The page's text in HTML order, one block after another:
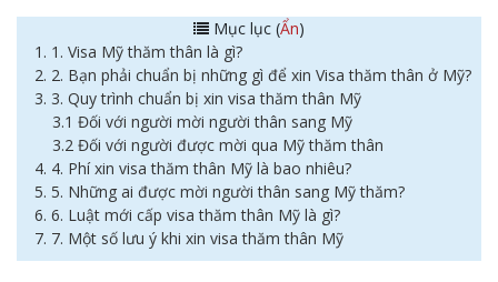
Mục lục (Ẩn)
1. 1. Visa Mỹ thăm thân là gì?
2. 2. Bạn phải chuẩn bị những gì để xin Visa thăm thân ở Mỹ?
3. 3. Quy trình chuẩn bị xin visa thăm thân Mỹ
3.1 Đối với người mời người thân sang Mỹ
3.2 Đối với người được mời qua Mỹ thăm thân
4. 4. Phí xin visa thăm thân Mỹ là bao nhiêu?
5. 5. Những ai được mời người thân sang Mỹ thăm?
6. 6. Luật mới cấp visa thăm thân Mỹ là gì?
7. 7. Một số lưu ý khi xin visa thăm thân Mỹ